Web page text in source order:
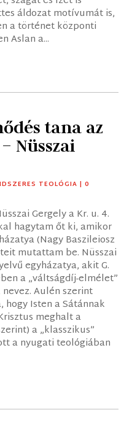
áldozat motívumát is,
a történet központi
Aslan a...
tana az
Nüsszai
TEOLÓGIA | 0
Gergely a Kr. u. 4.
hagytam őt ki, amikor
(Nagy Baszileiosz
mutattam be. Nüsszai
egyházatya, akit G.
a „váltságdíj-elmélet”
Aulén szerint
Isten a Sátánnak
meghalt a
a „klasszikus”
a nyugati teológiában